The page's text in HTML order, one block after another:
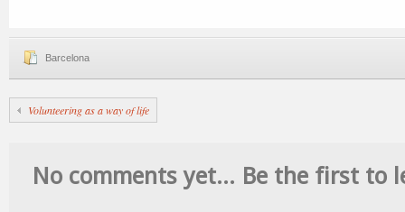
Barcelona
Volunteering as a way of life
No comments yet... Be the first to